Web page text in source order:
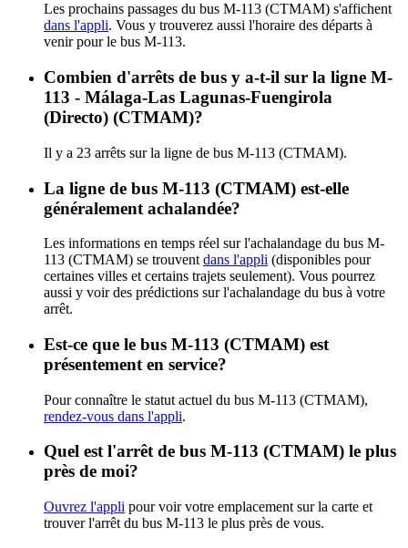
Les prochains passages du bus M-113 (CTMAM) s'affichent
dans l'appli. Vous y trouverez aussi l'horaire des départs à
venir pour le bus M-113.
Combien d'arrêts de bus y a-t-il sur la ligne M-
113 - Málaga-Las Lagunas-Fuengirola
(Directo) (CTMAM)?
Il y a 23 arrêts sur la ligne de bus M-113 (CTMAM).
La ligne de bus M-113 (CTMAM) est-elle
généralement achalandée?
Les informations en temps réel sur l'achalandage du bus M-
113 (CTMAM) se trouvent dans l'appli (disponibles pour
certaines villes et certains trajets seulement). Vous pourrez
aussi y voir des prédictions sur l'achalandage du bus à votre
arrêt.
Est-ce que le bus M-113 (CTMAM) est
présentement en service?
Pour connaître le statut actuel du bus M-113 (CTMAM),
rendez-vous dans l'appli.
Quel est l'arrêt de bus M-113 (CTMAM) le plus
près de moi?
Ouvrez l'appli pour voir votre emplacement sur la carte et
trouver l'arrêt du bus M-113 le plus près de vous.